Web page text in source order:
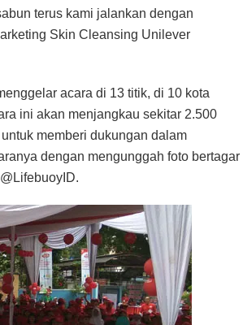
terus kami jalankan dengan
Skin Cleansing Unilever
acara di 13 titik, di 10 kota
ini akan menjangkau sekitar 2.500
memberi dukungan dalam
dengan mengunggah foto bertagar